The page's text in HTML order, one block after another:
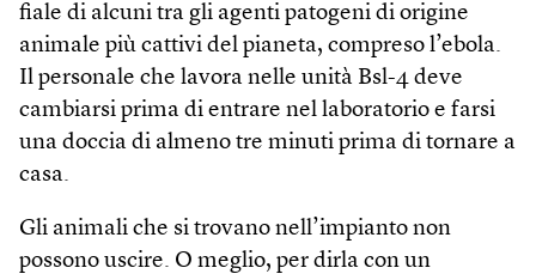
fiale di alcuni tra gli agenti patogeni di origine
animale più cattivi del pianeta, compreso l’ebola.
Il personale che lavora nelle unità Bsl-4 deve
cambiarsi prima di entrare nel laboratorio e farsi
una doccia di almeno tre minuti prima di tornare a
casa.
Gli animali che si trovano nell’impianto non
possono uscire. O meglio, per dirla con un